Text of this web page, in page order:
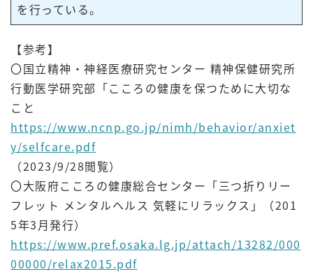
を行っている。
【参考】
〇国立精神・神経医療研究センター 精神保健研究所
行動医学研究部「こころの健康を保つために大切な
こと
https://www.ncnp.go.jp/nimh/behavior/anxiet
y/selfcare.pdf
（2023/9/28閲覧）
〇大阪府こころの健康総合センター「三つ折りリー
フレット メンタルヘルス 気軽にリラックス」（201
5年3月発行）
https://www.pref.osaka.lg.jp/attach/13282/000
00000/relax2015.pdf